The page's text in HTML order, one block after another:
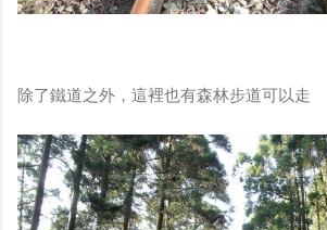
除了鐵道之外，這裡也有森林步道可以走